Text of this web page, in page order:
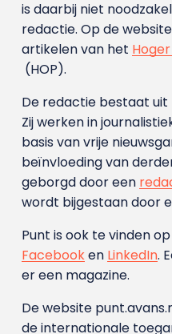
is daarbij niet
redactie. Op de
artikelen van het
(HOP).
De redactie bestaat uit
Zij werken in
basis van vrije
beïnvloeding van
geborgd door een
wordt bijgestaan door
Punt is ook te vinden
Facebooken LinkedIn.
er een magazine.
De website
de internationale